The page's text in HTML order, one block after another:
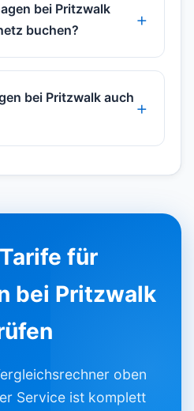
bei Pritzwalk
buchen?
bei Pritzwalk auch
für
bei Pritzwalk
oben
Service ist komplett